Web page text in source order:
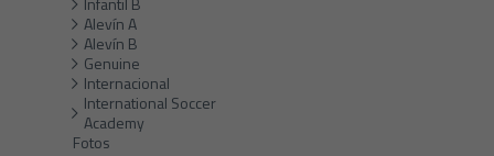
Alevín A
Alevín B
Genuine
Internacional
International Soccer
Academy
Fotos